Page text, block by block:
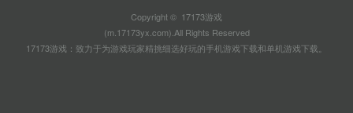
Copyright © 17173游戏
(m.17173yx.com).All Rights Reserved
17173游戏：致力于为游戏玩家精挑细选好玩的手机游戏下载和单机游戏下载。